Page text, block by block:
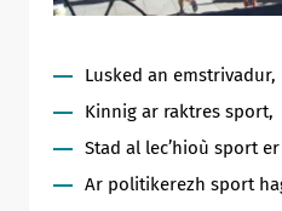
Lusked an emstrivadur,
Kinnig ar raktres sport,
Stad al lec’hioù sport
Ar politikerezh sport